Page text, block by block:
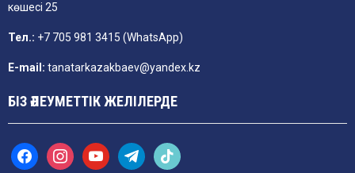
көшесі 25
Тел.: +7 705 981 3415 (WhatsApp)
E-mail: tanatarkazakbaev@yandex.kz
БІЗ ӘЛЕУМЕТТІК ЖЕЛІЛЕРДЕ
f
a
i
n
y
o
t
e
t
i